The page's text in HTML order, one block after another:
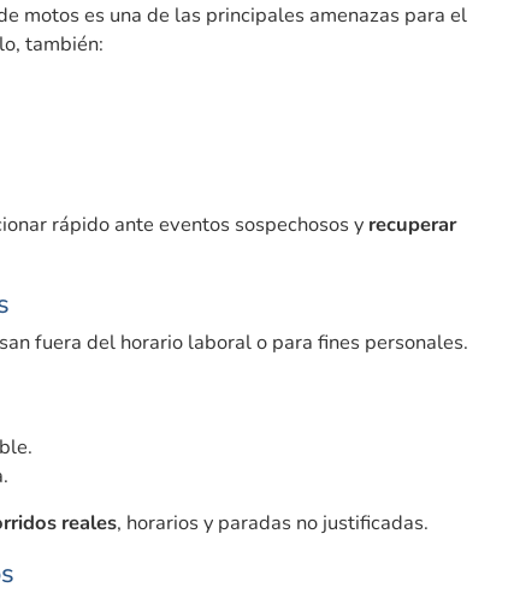
motos es una de las principales amenazas para el
también:
rápido ante eventos sospechosos y recuperar
fuera del horario laboral o para fines personales.
reales, horarios y paradas no justificadas.